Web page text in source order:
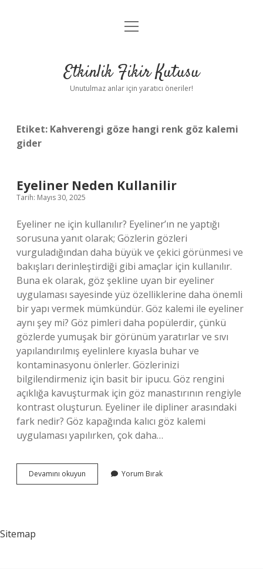
Anasayfa
Yasal Uyarı
menüyü
Etkinlik Fikir Kutusu
Unutulmaz anlar için yaratıcı öneriler!
Etiket: Kahverengi göze hangi renk göz kalemi
gider
Eyeliner Neden Kullanilir
Tarih: Mayıs 30, 2025
Eyeliner ne için kullanılır? Eyeliner’ın ne yaptığı
sorusuna yanıt olarak; Gözlerin gözleri
vurguladığından daha büyük ve çekici görünmesi ve
bakışları derinleştirdiği gibi amaçlar için kullanılır.
Buna ek olarak, göz şekline uyan bir eyeliner
uygulaması sayesinde yüz özelliklerine daha önemli
bir yapı vermek mümkündür. Göz kalemi ile eyeliner
aynı şey mi? Göz pimleri daha popülerdir, çünkü
gözlerde yumuşak bir görünüm yaratırlar ve sıvı
yapılandırılmış eyelinlere kıyasla buhar ve
kontaminasyonu önlerler. Gözlerinizi
bilgilendirmeniz için basit bir ipucu. Göz rengini
açıklığa kavuşturmak için göz manastırının rengiyle
kontrast oluşturun. Eyeliner ile dipliner arasındaki
fark nedir? Göz kapağında kalıcı göz kalemi
uygulaması yapılırken, çok daha…
Devamını okuyun
Neden
Yorum Bırak
Sitemap